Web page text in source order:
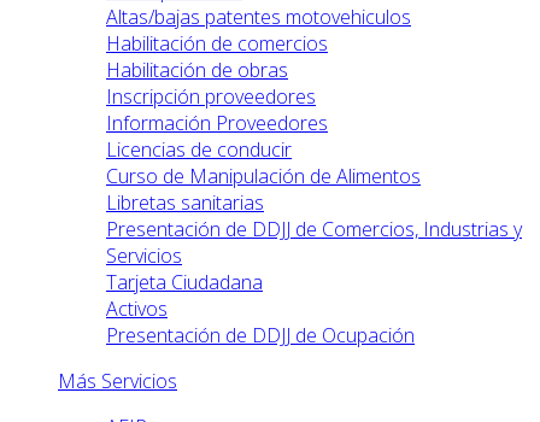
Altas/bajas patentes motovehiculos
Habilitación de comercios
Habilitación de obras
Inscripción proveedores
Información Proveedores
Licencias de conducir
Curso de Manipulación de Alimentos
Libretas sanitarias
Presentación de DDJJ de Comercios, Industrias y
Servicios
Tarjeta Ciudadana
Activos
Presentación de DDJJ de Ocupación
Más Servicios